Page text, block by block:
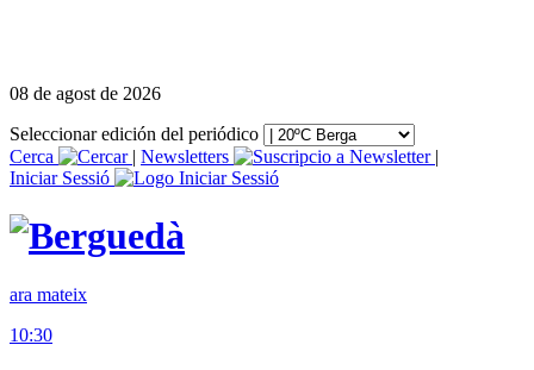
08 de agost de 2026
Seleccionar edición del periódico
Cerca
| Newsletters
|
Iniciar Sessió
ara mateix
10:30